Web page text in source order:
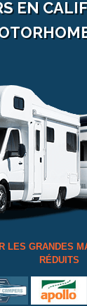
EN
LES GRANDES
RÉDUITS